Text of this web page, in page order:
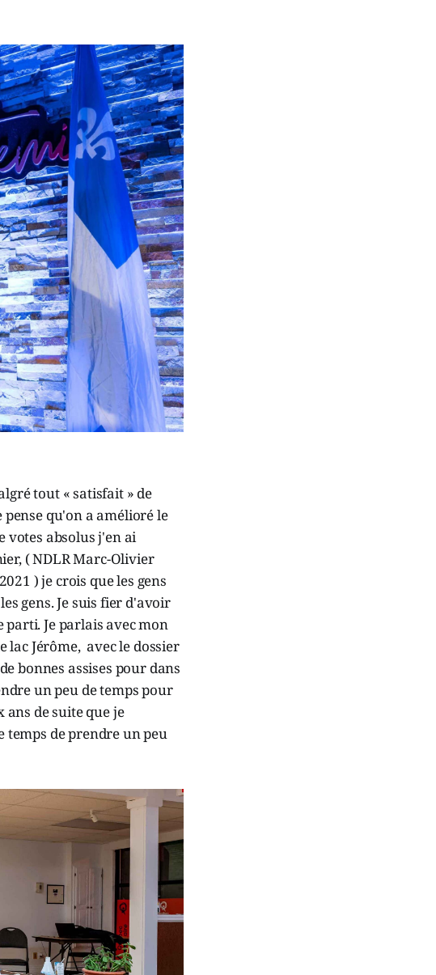
tout « satisfait » de
pense qu'on a amélioré le
absolus j'en ai
( NDLR Marc-Olivier
) je crois que les gens
gens. Je suis fier d'avoir
Je parlais avec mon
lac Jérôme, avec le dossier
bonnes assises pour dans
un peu de temps pour
ans de suite que je
de prendre un peu